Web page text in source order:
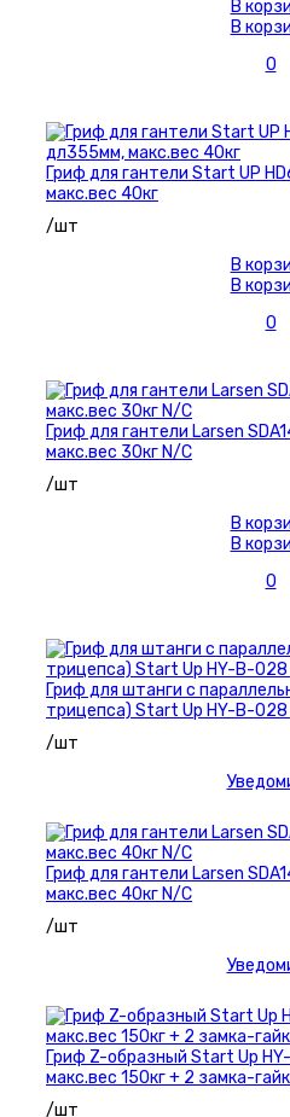
В
В
0
Гриф для гантели Start UP
макс.вес 40кг
/шт
В
В
0
Гриф для гантели Larsen
макс.вес 30кг N/C
/шт
В
В
0
Гриф для штанги с
трицепса) Start Up HY-B-
/шт
Гриф для гантели Larsen
макс.вес 40кг N/C
/шт
Гриф Z-образный Start Up
макс.вес 150кг + 2 замка-
/шт